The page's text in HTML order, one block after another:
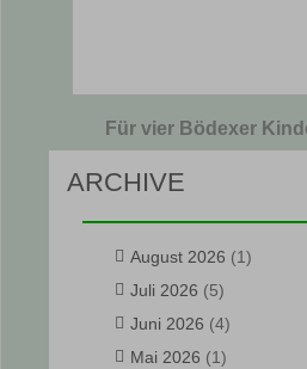
Für vier Bödexer
ARCHIVE
August 2026 (1)
Juli 2026 (5)
Juni 2026 (4)
Mai 2026 (1)